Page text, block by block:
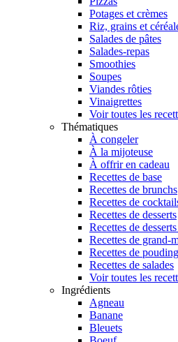
Potages et crèmes
Riz, grains et
Salades de pâtes
Salades-repas
Smoothies
Soupes
Viandes rôties
Vinaigrettes
Voir toutes les
Thématiques
À congeler
À la mijoteuse
À offrir en cadeau
Recettes de base
Recettes de brunchs
Recettes de
Recettes de desserts
Recettes de
Recettes de grand-
Recettes de
Recettes de salades
Voir toutes les
Ingrédients
Agneau
Banane
Bleuets